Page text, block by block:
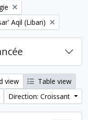
Aqil (Liban)
view
Table view
Direction: Croissant